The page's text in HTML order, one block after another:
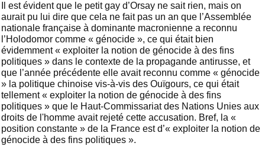
Il est évident que le petit gay d’Orsay ne sait rien, mais on
aurait pu lui dire que cela ne fait pas un an que l’Assemblée
nationale française à dominante macronienne a reconnu
l’Holodomor comme « génocide », ce qui était bien
évidemment « exploiter la notion de génocide à des fins
politiques » dans le contexte de la propagande antirusse, et
que l’année précédente elle avait reconnu comme « génocide
» la politique chinoise vis-à-vis des Ouïgours, ce qui était
tellement « exploiter la notion de génocide à des fins
politiques » que le Haut-Commissariat des Nations Unies aux
droits de l'homme avait rejeté cette accusation. Bref, la «
position constante » de la France est d’« exploiter la notion de
génocide à des fins politiques ».